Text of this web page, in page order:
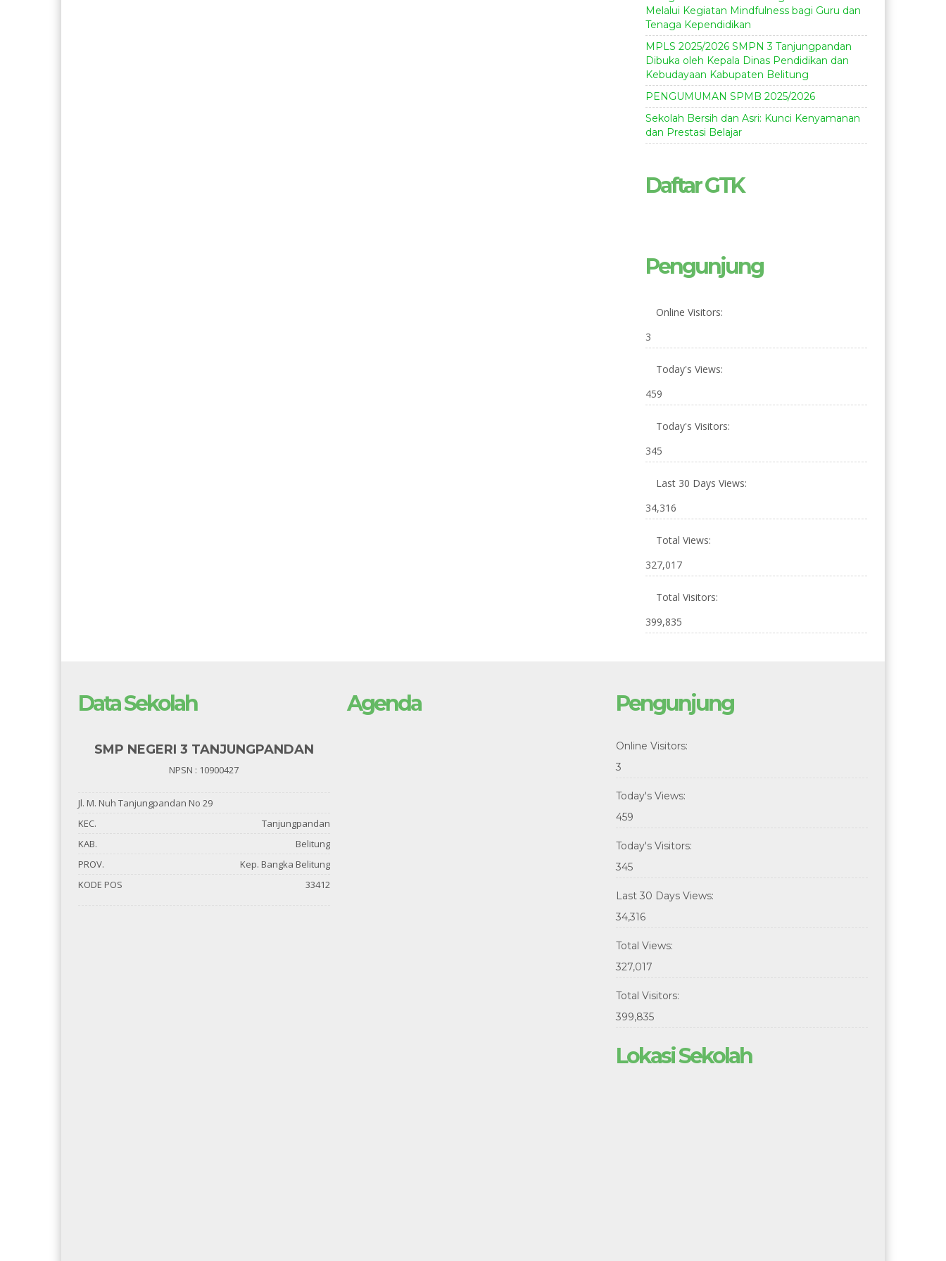
Melalui Kegiatan Mindfulness bagi Guru dan
Tenaga Kependidikan
MPLS 2025/2026 SMPN 3 Tanjungpandan
Dibuka oleh Kepala Dinas Pendidikan dan
Kebudayaan Kabupaten Belitung
PENGUMUMAN SPMB 2025/2026
Sekolah Bersih dan Asri: Kunci Kenyamanan
dan Prestasi Belajar
Daftar GTK
Pengunjung
Online Visitors:
3
Today's Views:
459
Today's Visitors:
345
Last 30 Days Views:
34,316
Total Views:
327,017
Total Visitors:
399,835
Data Sekolah
SMP NEGERI 3 TANJUNGPANDAN
NPSN : 10900427
Jl. M. Nuh Tanjungpandan No 29
KEC.
Tanjungpandan
KAB.
Belitung
PROV.
Kep. Bangka Belitung
KODE POS
33412
Agenda Pengunjung
Online Visitors:
3
Today's Views:
459
Today's Visitors:
345
Last 30 Days Views:
34,316
Total Views:
327,017
Total Visitors:
399,835
Lokasi Sekolah